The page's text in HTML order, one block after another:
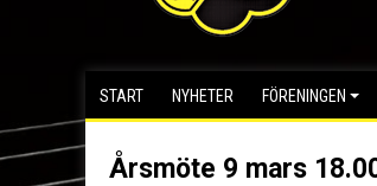
START NYHETER FÖRENINGEN
Årsmöte 9 mars